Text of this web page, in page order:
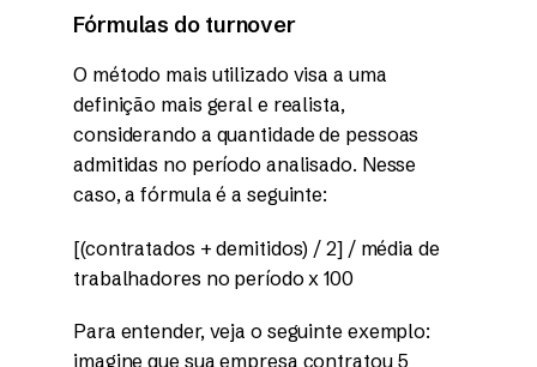
Fórmulas do turnover
O método mais utilizado visa a uma
definição mais geral e realista,
considerando a quantidade de pessoas
admitidas no período analisado. Nesse
caso, a fórmula é a seguinte:
[(contratados + demitidos) / 2] / média de
trabalhadores no período x 100
Para entender, veja o seguinte exemplo:
imagine que sua empresa contratou 5